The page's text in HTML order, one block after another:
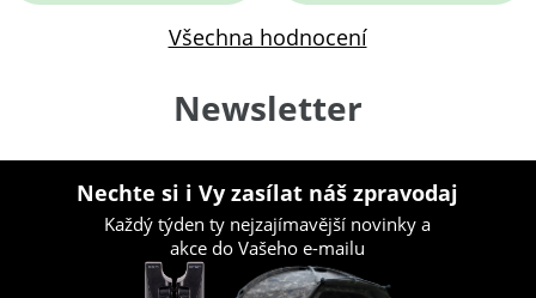
Všechna hodnocení
Newsletter
Nechte si i Vy zasílat náš zpravodaj
Každý týden ty nejzajímavější novinky a
akce do Vašeho e-mailu